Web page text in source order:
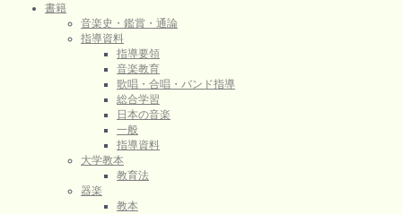
書籍
音楽史・鑑賞・通論
指導資料
指導要領
音楽教育
歌唱・合唱・バンド指導
総合学習
日本の音楽
一般
指導資料
大学教本
教育法
器楽
教本